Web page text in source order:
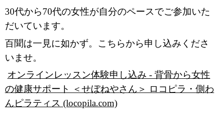
30代から70代の女性が自分のペースでご参加いた
だいています。
百聞は一見に如かず。こちらから申し込みくださ
いませ。
オンラインレッスン体験申し込み - 背骨から女性
の健康サポート ＜せぼねやさん＞ ロコピラ・側わ
んピラティス (locopila.com)